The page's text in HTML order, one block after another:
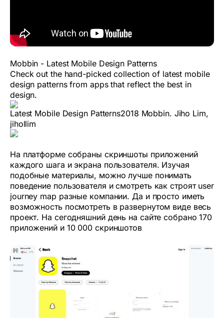
Mobbin - Latest Mobile Design Patterns
Check out the hand-picked collection of latest mobile
design patterns from apps that reflect the best in
design.
Latest Mobile Design Patterns2018 Mobbin. Jiho Lim,
jihollim
На платформе собраны скриншоты приложений
каждого шага и экрана пользователя. Изучая
подобные материалы, можно лучше понимать
поведение пользователя и смотреть как строят user
journey map разные компании. Да и просто иметь
возможность посмотреть в развернутом виде весь
проект. На сегодняшний день на сайте собрано 170
приложений и 10 000 скриншотов